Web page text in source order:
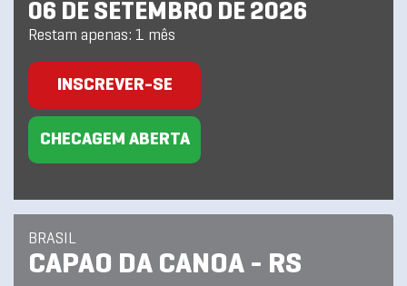
06 DE SETEMBRO DE 2026
Restam apenas: 1 mês
INSCREVER-SE
CHECAGEM ABERTA
BRASIL
CAPAO DA CANOA - RS